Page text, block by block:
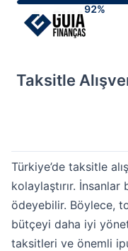
Taksitle
Türkiye’de taksitle
kolaylaştırır.
ödeyebilir. Böylece,
bütçeyi daha iyi
taksitleri ve önemli